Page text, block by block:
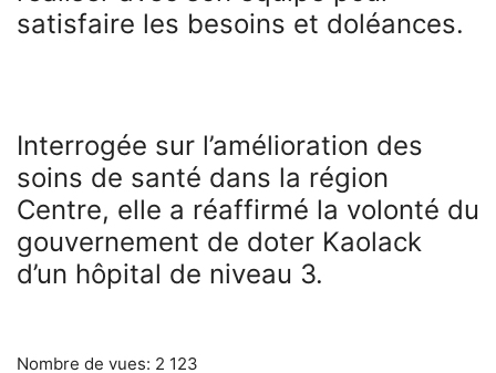
satisfaire les besoins et doléances.
Interrogée sur l’amélioration des
soins de santé dans la région
Centre, elle a réaffirmé la volonté du
gouvernement de doter Kaolack
d’un hôpital de niveau 3.
Nombre de vues: 2 123